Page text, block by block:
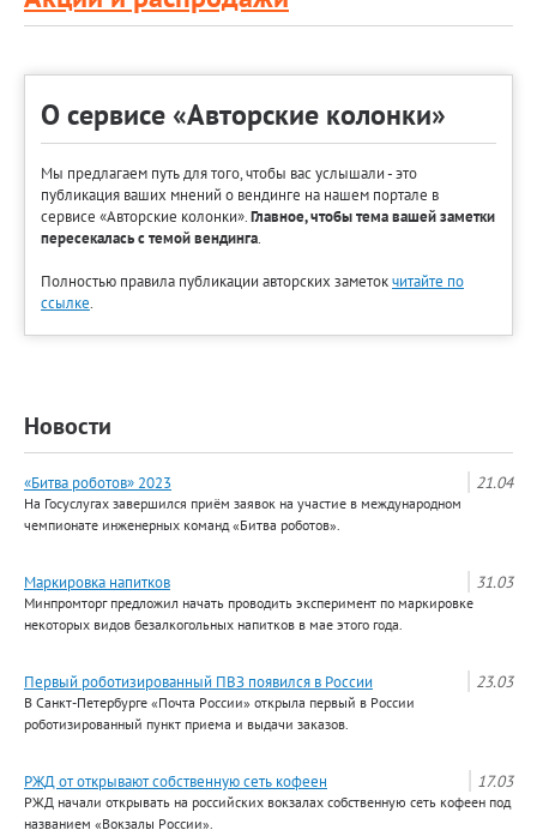
О сервисе «Авторские колонки»
Мы предлагаем путь для того, чтобы вас услышали - это
публикация ваших мнений о вендинге на нашем портале в
сервисе «Авторские колонки».Главное, чтобы тема вашей заметки
пересекалась с темой вендинга.
Полностью правила публикации авторских заметокчитайте по
ссылке.
Новости
21.04
«Битва роботов» 2023
На Госуслугах завершился приём заявок на участие в международном
чемпионате инженерных команд «Битва роботов».
31.03
Маркировка напитков
Минпромторг предложил начать проводить эксперимент по маркировке
некоторых видов безалкогольных напитков в мае этого года.
23.03
Первый роботизированный ПВЗ появился в России
В Санкт-Петербурге «Почта России» открыла первый в России
роботизированный пункт приема и выдачи заказов.
17.03
РЖД от открывают собственную сеть кофеен
РЖД начали открывать на российских вокзалах собственную сеть кофеен под
названием «Вокзалы России».